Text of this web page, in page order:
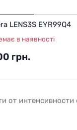
LENS3S EYR99Q4
в наявності
грн.
от